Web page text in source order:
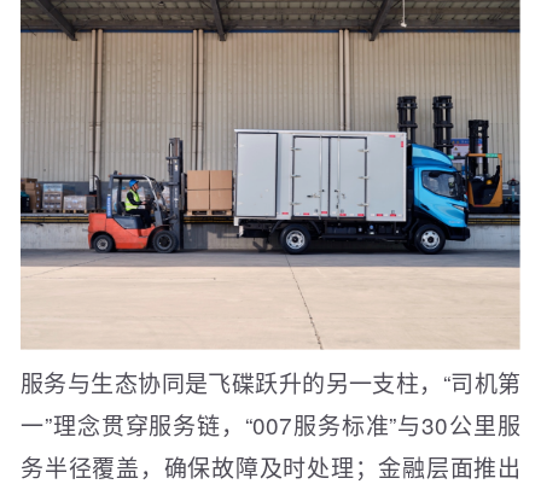
服务与生态协同是飞碟跃升的另一支柱，“司机第
一”理念贯穿服务链，“007服务标准”与30公里服
务半径覆盖，确保故障及时处理；金融层面推出